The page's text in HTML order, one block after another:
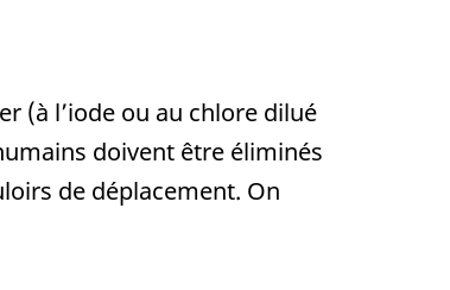
(à l’iode ou au chlore dilué
doivent être éliminés
de déplacement. On